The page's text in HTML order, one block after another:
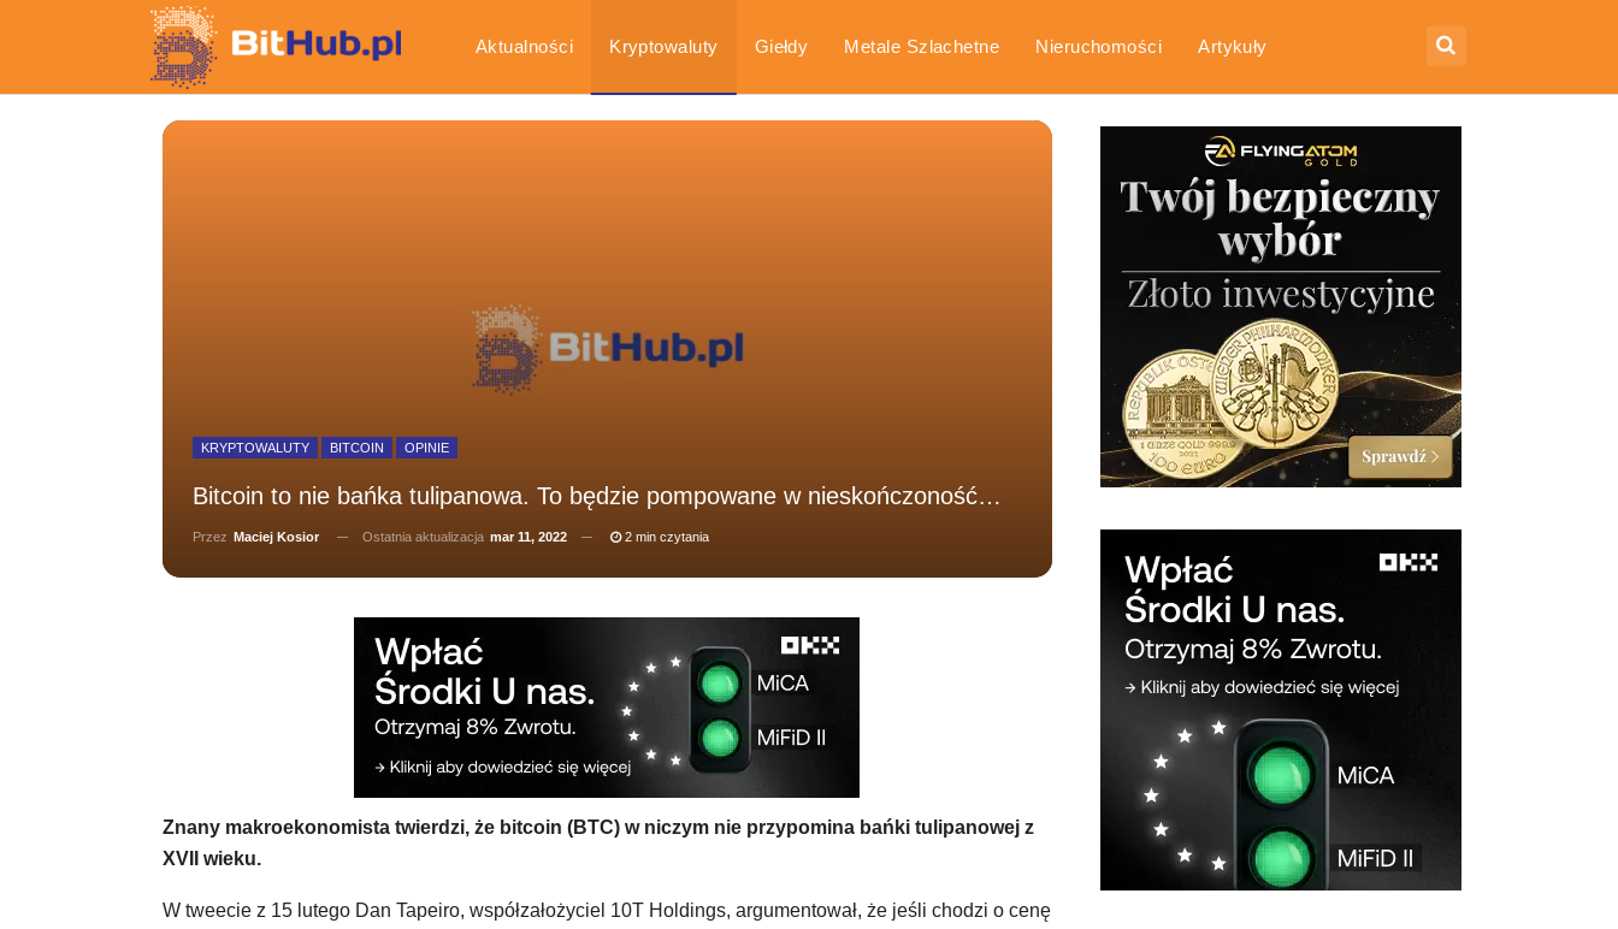
Aktualności Kryptowaluty Giełdy Metale Szlachetne Nieruchomości Artykuły
KRYPTOWALUTY BITCOIN OPINIE
Bitcoin to nie bańka tulipanowa. To będzie pompowane w nieskończoność…
Przez Maciej Kosior Ostatnia aktualizacja mar 11, 2022 2 min czytania
Znany makroekonomista twierdzi, że bitcoin (BTC) w niczym nie przypomina bańki tulipanowej z
XVII wieku.
W tweecie z 15 lutego Dan Tapeiro, współzałożyciel 10T Holdings, argumentował, że jeśli chodzi o cenę